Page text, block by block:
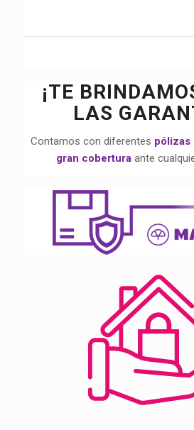
¡TE
LAS
Contamos con diferentes pólizas
gran coberturaante